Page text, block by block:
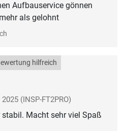
Aufbauservice gönnen
als gelohnt
hilfreich
2025 (INSP-FT2PRO)
Macht sehr viel Spaß